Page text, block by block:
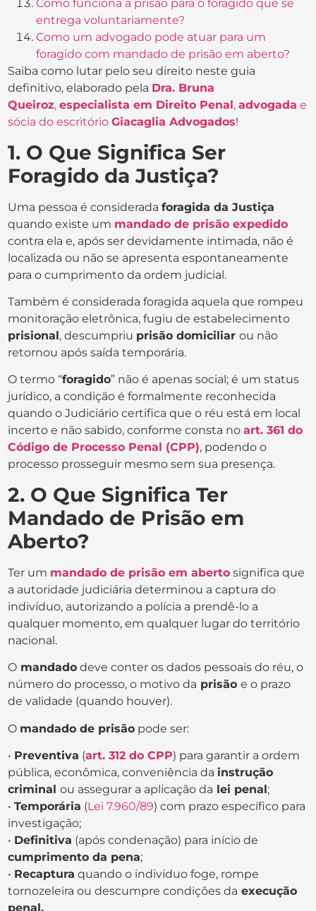
Como funciona a prisão para o foragido que se
entrega voluntariamente?
Como um advogado pode atuar para um
foragido com mandado de prisão em aberto?
Saiba como lutar pelo seu direito neste guia
definitivo, elaborado pela Dra. Bruna
Queiroz,especialista em Direito Penal ,advogada e
sócia do escritórioGiacaglia Advogados!
1. O Que Significa Ser
Foragido da Justiça?
Uma pessoa é consideradaforagida da Justiça
quando existe um mandado de prisão expedido
contra ela e, após ser devidamente intimada, não é
localizada ou não se apresenta espontaneamente
para o cumprimento da ordem judicial.
Também é considerada foragida aquela que rompeu
monitoração eletrônica, fugiu de estabelecimento
prisional, descumpriu prisão domiciliarou não
retornou após saída temporária.
O termo “foragido” não é apenas social; é um status
jurídico, a condição é formalmente reconhecida
quando o Judiciário certifica que o réu está em local
incerto e não sabido, conforme consta noart. 361 do
Código de Processo Penal (CPP), podendo o
processo prosseguir mesmo sem sua presença.
2. O Que Significa Ter
Mandado de Prisão em
Aberto?
Ter um mandado de prisão em aberto significa que
a autoridade judiciária determinou a captura do
indivíduo, autorizando a polícia a prendê-lo a
qualquer momento, em qualquer lugar do território
nacional.
O mandado deve conter os dados pessoais do réu, o
número do processo, o motivo da prisãoe o prazo
de validade (quando houver).
O mandado de prisão pode ser:
• Preventiva (art. 312 do CPP) para garantir a ordem
pública, econômica, conveniência da instrução
criminalou assegurar a aplicação da lei penal;
•Temporária (Lei 7.960/89) com prazo específico para
investigação;
• Definitiva (após condenação) para início de
cumprimento da pena;
• Recaptura quando o indivíduo foge, rompe
tornozeleira ou descumpre condições da execução
penal.